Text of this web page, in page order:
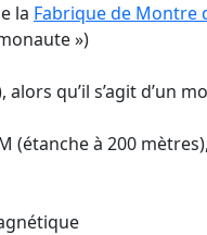
la Fabrique de Montre
»)
qu’il s’agit d’un
(étanche à 200